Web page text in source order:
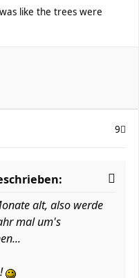
like the trees were
9
alt, also werde
mal um's